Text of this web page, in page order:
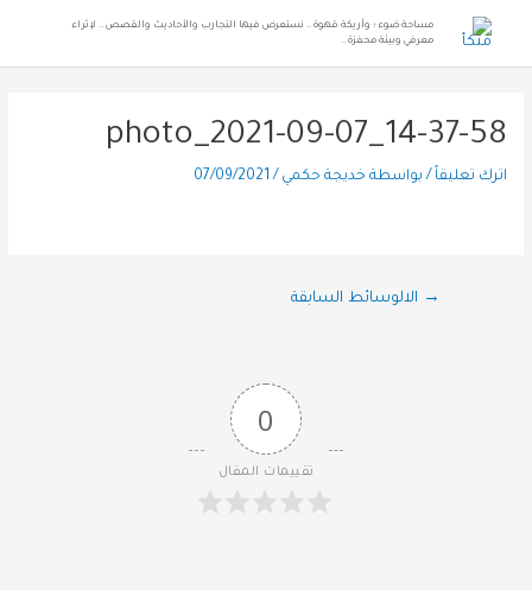
مساحة ضوء ؛ وأريكة قهوة .. نستعرض فيها التجارب والأحاديث والقصص .. لإثراء
معرفي وبيئة محفزة ..
photo_2021-09-07_14-37-58
اترك تعليقاً / بواسطة خديجة حكمي/
07/09/2021
→ الالوسائط السابقة
0
تقييمات المقال